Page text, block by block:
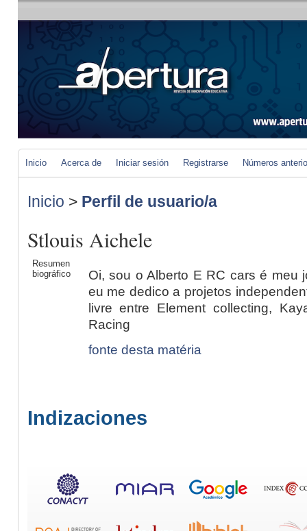
Inicio Acerca de Iniciar sesión Registrarse Números
Inicio > Perfil de usuario/a
Stlouis Aichele
Resumen
biográfico
Oi, sou o Alberto E RC cars é meu
eu me dedico a projetos
livre entre Element collecting,
Racing
fonte desta matéria
Indizaciones